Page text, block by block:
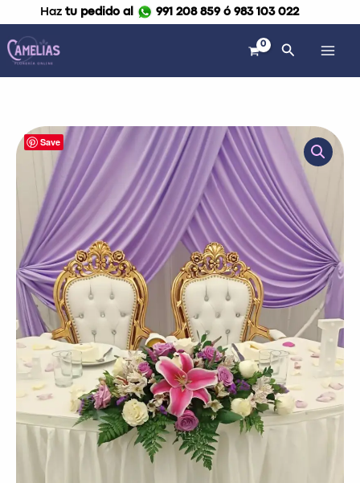
al
contenido
Haz tu pedido al 991 208 859 ó 983 103 022
Buscar
Arreglo
de
mesa
"Noruega"
cantidad
Save